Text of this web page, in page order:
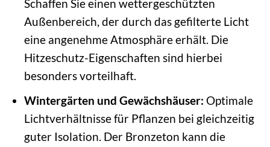
Schaffen Sie einen wettergeschützten
Außenbereich, der durch das gefilterte Licht
eine angenehme Atmosphäre erhält. Die
Hitzeschutz-Eigenschaften sind hierbei
besonders vorteilhaft.
Wintergärten und Gewächshäuser: Optimale
Lichtverhältnisse für Pflanzen bei gleichzeitig
guter Isolation. Der Bronzeton kann die